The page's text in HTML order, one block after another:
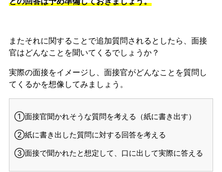
またそれに関することで追加質問されるとしたら、面接
官はどんなことを聞いてくるでしょうか？
実際の面接をイメージし、面接官がどんなことを質問し
てくるかを想像してみましょう。
①面接官聞かれそうな質問を考える（紙に書き出す）
②紙に書き出した質問に対する回答を考える
③面接で聞かれたと想定して、口に出して実際に答える